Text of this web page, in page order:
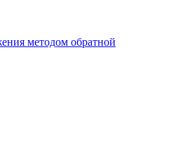
методом обратной